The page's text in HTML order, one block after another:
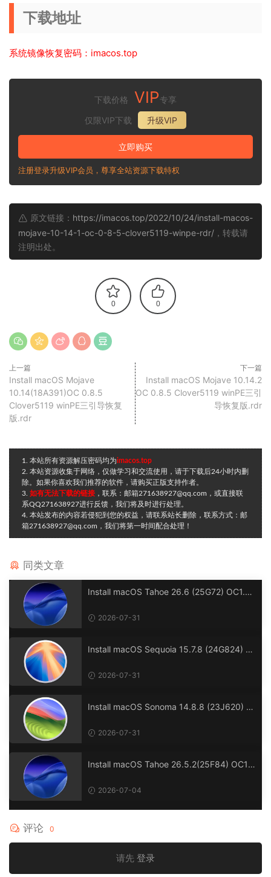
下载地址
系统镜像恢复密码：imacos.top
下载价格 VIP专享
仅限VIP下载
升级VIP
立即购买
注册登录升级VIP会员，尊享全站资源下载特权
原文链接： https://imacos.top/2022/10/24/install-macos-
mojave-10-14-1-oc-0-8-5-clover5119-winpe-rdr/ ，转载请
注明出处。
0 0
上一篇
Install macOS Mojave
10.14(18A391)OC 0.8.5
Clover5119 winPE三引导恢复
版.rdr
下一篇
Install macOS Mojave 10.14.2
OC 0.8.5 Clover5119 winPE三引
导恢复版.rdr
1. 本站所有资源解压密码均为imacos.top
2. 本站资源收集于网络，仅做学习和交流使用，请于下载后24小时内删
除。如果你喜欢我们推荐的软件，请购买正版支持作者。
3. 如有无法下载的链接 ，联系：邮箱271638927@qq.com，或直接联
系QQ271638927进行反馈，我们将及时进行处理。
4. 本站发布的内容若侵犯到您的权益，请联系站长删除，联系方式：邮
箱271638927@qq.com，我们将第一时间配合处理！
同类文章
Install macOS Tahoe 26.6 (25G72) OC1.0.
2026-07-31
Install macOS Sequoia 15.7.8 (24G824) O
2026-07-31
Install macOS Sonoma 14.8.8 (23J620) O
2026-07-31
Install macOS Tahoe 26.5.2(25F84) OC1.
2026-07-04
评论 0
请先 登录